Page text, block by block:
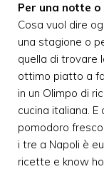
Per una notte o
Cosa vuol dire
una stagione o
quella di trovare
ottimo piatto a
in un Olimpo di
cucina italiana.
pomodoro
i tre a Napoli è
ricette e know